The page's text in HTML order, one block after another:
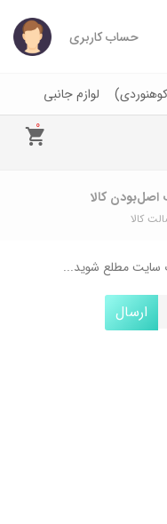
حساب کاربری
لوازم جانبی
0
کالا
کالا
ارسال